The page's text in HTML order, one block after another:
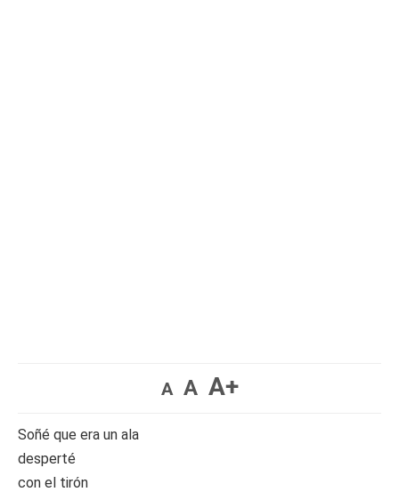
A A A+
Soñé que era un ala
desperté
con el tirón